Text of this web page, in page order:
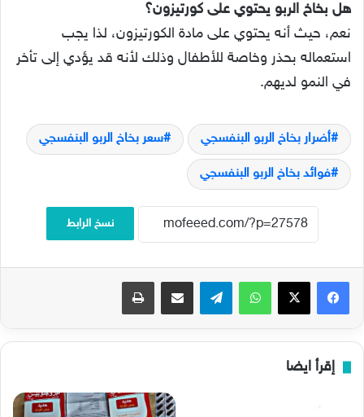
هل بخاخ الربو يحتوي على كورتيزون؟
نعم، حيث أنه يحتوي على مادة الكورتيزون، لذا يجب
استعماله بحذر وخاصة للأطفال وذلك لأنه قد يؤدي إلى تأخر
في النمو لديهم.
أضرار بخاخ الربو البنفسجي سعر بخاخ الربو البنفسجي
فوائد بخاخ الربو البنفسجي
نسخ الرابط
فيسبوك‫X واتساب تيلقرام مشاركة عبر البريد طباعة
إقرأ ايضا